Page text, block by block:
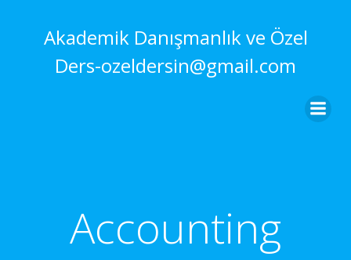
Akademik Danışmanlık ve Özel
Ders-ozeldersin@gmail.com
Accounting